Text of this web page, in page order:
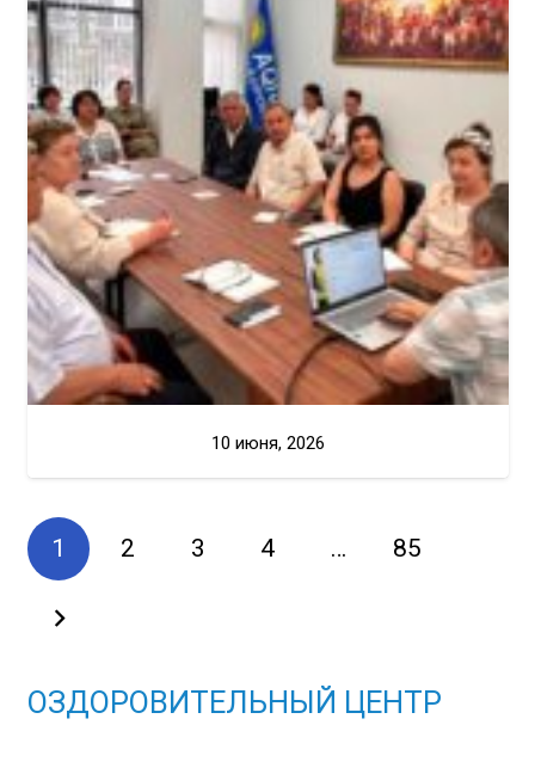
10 июня, 2026
1 2 3 4 … 85
ОЗДОРОВИТЕЛЬНЫЙ ЦЕНТР